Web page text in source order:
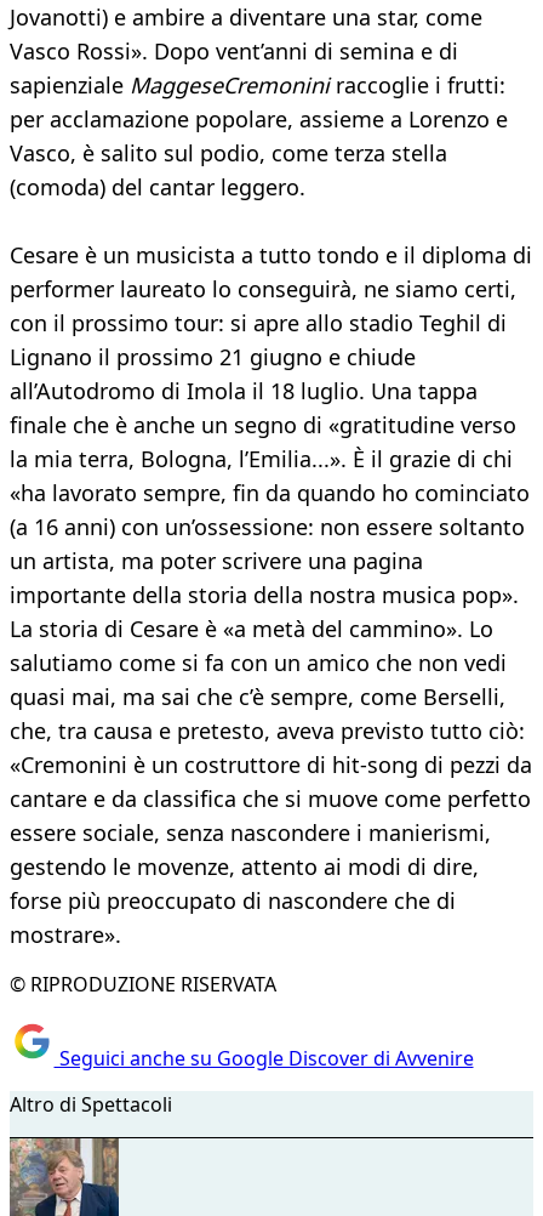
Jovanotti) e ambire a diventare una star, come
Vasco Rossi». Dopo vent’anni di semina e di
sapienziale MaggeseCremoniniraccoglie i frutti:
per acclamazione popolare, assieme a Lorenzo e
Vasco, è salito sul podio, come terza stella
(comoda) del cantar leggero.
Cesare è un musicista a tutto tondo e il diploma di
performer laureato lo conseguirà, ne siamo certi,
con il prossimo tour: si apre allo stadio Teghil di
Lignano il prossimo 21 giugno e chiude
all’Autodromo di Imola il 18 luglio. Una tappa
finale che è anche un segno di «gratitudine verso
la mia terra, Bologna, l’Emilia...». È il grazie di chi
«ha lavorato sempre, fin da quando ho cominciato
(a 16 anni) con un’ossessione: non essere soltanto
un artista, ma poter scrivere una pagina
importante della storia della nostra musica pop».
La storia di Cesare è «a metà del cammino». Lo
salutiamo come si fa con un amico che non vedi
quasi mai, ma sai che c’è sempre, come Berselli,
che, tra causa e pretesto, aveva previsto tutto ciò:
«Cremonini è un costruttore di hit-song di pezzi da
cantare e da classifica che si muove come perfetto
essere sociale, senza nascondere i manierismi,
gestendo le movenze, attento ai modi di dire,
forse più preoccupato di nascondere che di
mostrare».
© RIPRODUZIONE RISERVATA
Seguici anche su Google Discover di Avvenire
Altro di Spettacoli